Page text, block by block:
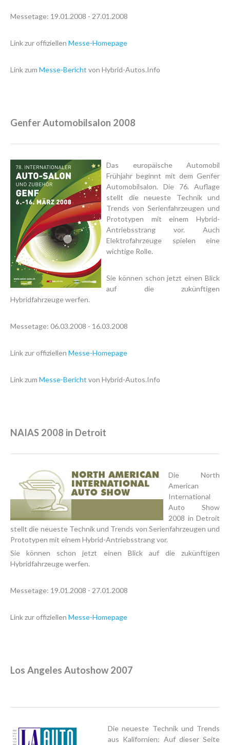
Messetage: 19.01.2008 - 27.01.2008
Link zur offiziellen Messe-Homepage
Link zum Messe-Bericht von Hybrid-Autos.Info
Genfer Automobilsalon 2008
Das europäische Automobil
Frühjahr beginnt mit dem Genfer
Automobilsalon. Die 76. Auflage
stellt die neueste Technik und
Trends von Serienfahrzeugen und
Prototypen mit einem Hybrid-
Antriebsstrang vor. Auch
Elektrofahrzeuge spielen eine
wichtige Rolle.
Sie können schon jetzt einen Blick
auf die zukünftigen
Hybridfahrzeuge werfen.
Messetage: 06.03.2008 - 16.03.2008
Link zur offiziellen Messe-Homepage
Link zum Messe-Bericht von Hybrid-Autos.Info
NAIAS 2008 in Detroit
Die North
American
International
Auto Show
2008 in Detroit
stellt die neueste Technik und Trends von Serienfahrzeugen und
Prototypen mit einem Hybrid-Antriebsstrang vor.
Sie können schon jetzt einen Blick auf die zukünftigen
Hybridfahrzeuge werfen.
Messetage: 19.01.2008 - 27.01.2008
Link zur offiziellen Messe-Homepage
Los Angeles Autoshow 2007
Die neueste Technik und Trends
aus Kalifornien: Auf dieser Seite